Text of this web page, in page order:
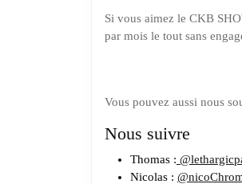
Si vous aimez le CKB
par mois le tout sans
Vous pouvez aussi nous
Nous suivre
Thomas :
Nicolas :